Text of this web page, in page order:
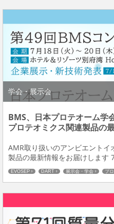
学会・展示会
BMS、日本プロテオーム学
プロテオミクス関連製品の
AMR取り扱いのアンビエント
製品の最新情報をお届けします
EVOSEP DART 展示会・学会 プ